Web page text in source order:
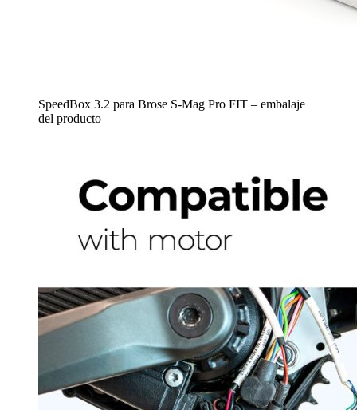
SpeedBox 3.2 para Brose S-Mag Pro FIT – embalaje
del producto